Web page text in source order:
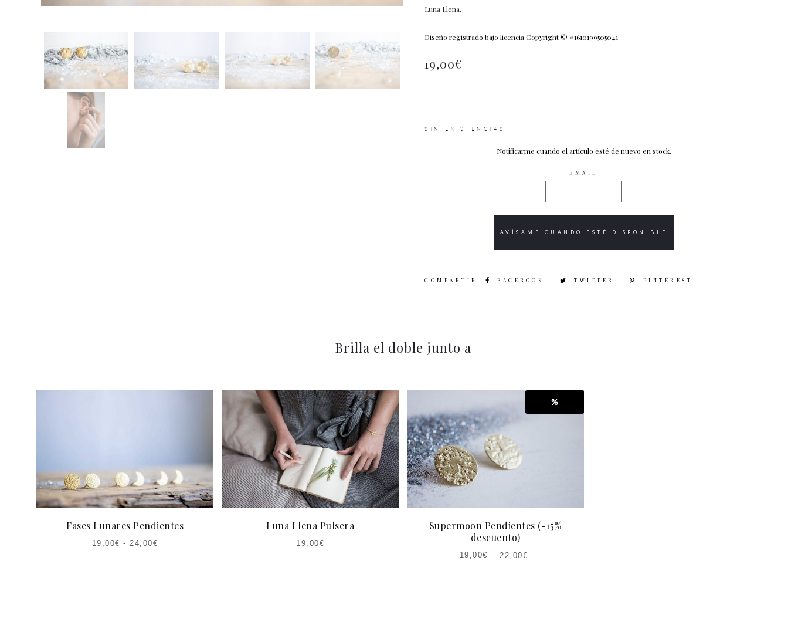
Luna Llena.
Diseño registrado bajo licencia Copyright © #1610199505041
19,00€
SIN EXISTENCIAS
Notificarme cuando el artículo esté de nuevo en stock.
EMAIL
SHARE
FACEBOOK TWITTER PINTEREST
Brilla el doble junto a
Fases Lunares Pendientes
19,00€ -24,00€
Luna Llena Pulsera
19,00€
%
Supermoon Pendientes (-15%
descuento)
22,00€
EL
19,00€